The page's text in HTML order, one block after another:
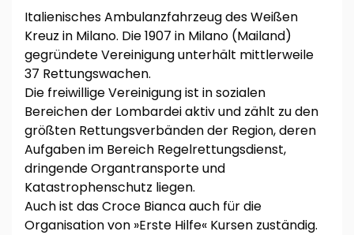
Italienisches Ambulanzfahrzeug des Weißen
Kreuz in Milano. Die 1907 in Milano (Mailand)
gegründete Vereinigung unterhält mittlerweile
37 Rettungswachen.
Die freiwillige Vereinigung ist in sozialen
Bereichen der Lombardei aktiv und zählt zu den
größten Rettungsverbänden der Region, deren
Aufgaben im Bereich Regelrettungsdienst,
dringende Organtransporte und
Katastrophenschutz liegen.
Auch ist das Croce Bianca auch für die
Organisation von »Erste Hilfe« Kursen zuständig.